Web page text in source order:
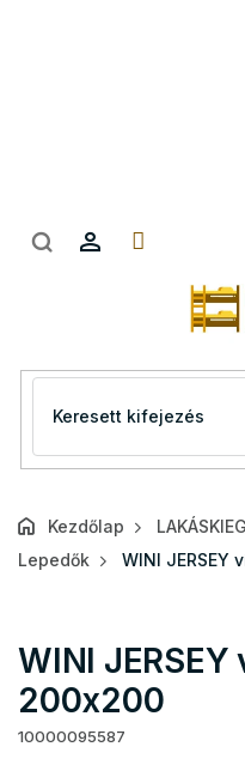
Kezdőlap
Lepedők
WINI
WINI
200x200
10000095587